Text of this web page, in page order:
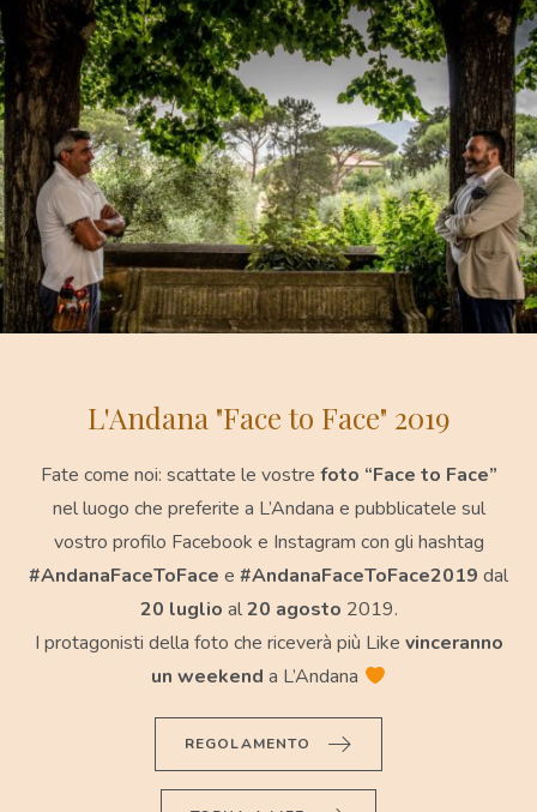
L'Andana "Face to Face" 2019
Fate come noi: scattate le vostre foto “Face to Face”
nel luogo che preferite a L’Andana e pubblicatele sul
vostro profilo Facebook e Instagram con gli hashtag
#AndanaFaceToFace e #AndanaFaceToFace2019 dal
20 luglio al20 agosto 2019.
I protagonisti della foto che riceverà più Like vinceranno
un weekenda L’Andana
REGOLAMENTO